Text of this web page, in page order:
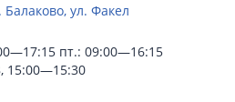
Балаково, ул. Факел
пт.: 09:00—16:15
15:00—15:30